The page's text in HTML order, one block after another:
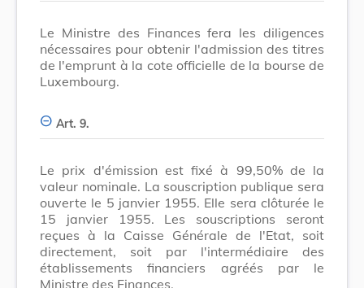
Le Ministre des Finances fera les diligences
nécessaires pour obtenir l'admission des titres
de l'emprunt à la cote officielle de la bourse de
Luxembourg.
Art. 9.
Le prix d'émission est fixé à 99,50% de la
valeur nominale. La souscription publique sera
ouverte le 5 janvier 1955. Elle sera clôturée le
15 janvier 1955. Les souscriptions seront
reçues à la Caisse Générale de l'Etat, soit
directement, soit par l'intermédiaire des
établissements financiers agréés par le
Ministre des Finances.